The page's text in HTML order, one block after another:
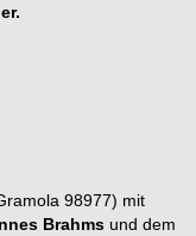
98977) mit
Brahms und dem